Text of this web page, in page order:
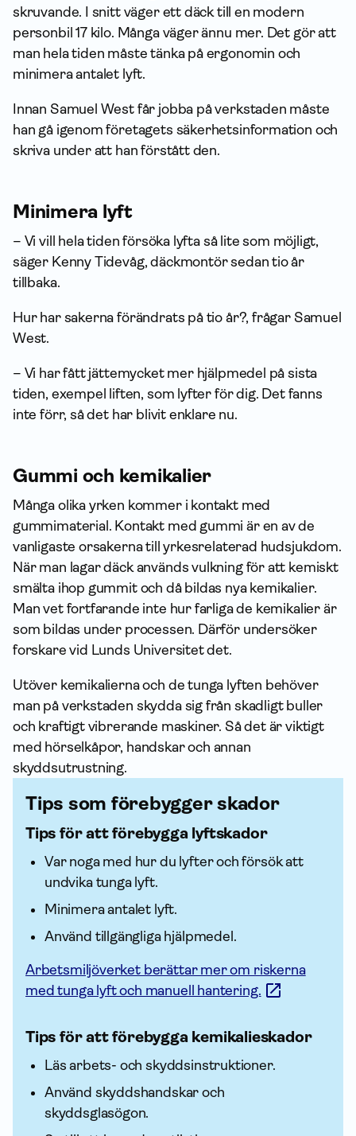
skruvande. I snitt väger ett däck till en modern
personbil 17 kilo. Många väger ännu mer. Det gör att
man hela tiden måste tänka på ergonomin och
minimera antalet lyft.
Innan Samuel West får jobba på verkstaden måste
han gå igenom företagets säkerhetsinformation och
skriva under att han förstått den.
Minimera lyft
– Vi vill hela tiden försöka lyfta så lite som möjligt,
säger Kenny Tidevåg, däckmontör sedan tio år
tillbaka.
Hur har sakerna förändrats på tio år?, frågar Samuel
West.
– Vi har fått jättemycket mer hjälpmedel på sista
tiden, exempel liften, som lyfter för dig. Det fanns
inte förr, så det har blivit enklare nu.
Gummi och kemikalier
Många olika yrken kommer i kontakt med
gummimaterial. Kontakt med gummi är en av de
vanligaste orsakerna till yrkesrelaterad hudsjukdom.
När man lagar däck används vulkning för att kemiskt
smälta ihop gummit och då bildas nya kemikalier.
Man vet fortfarande inte hur farliga de kemikalier är
som bildas under processen. Därför undersöker
forskare vid Lunds Universitet det.
Utöver kemikalierna och de tunga lyften behöver
man på verkstaden skydda sig från skadligt buller
och kraftigt vibrerande maskiner. Så det är viktigt
med hörselkåpor, handskar och annan
skyddsutrustning.
Tips som förebygger skador
Tips för att förebygga lyftskador
Var noga med hur du lyfter och försök att
undvika tunga lyft.
Minimera antalet lyft.
Använd tillgängliga hjälpmedel.
Arbetsmiljöverket berättar mer om riskerna
med tunga lyft och manuell hantering.
Tips för att förebygga kemikalieskador
Läs arbets- och skyddsinstruktioner.
Använd skyddshandskar och
skyddsglasögon.